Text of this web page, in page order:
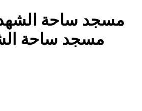
مسجد ساحة
مسجد ساحة